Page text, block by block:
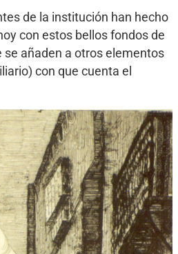
de la institución han hecho
con estos bellos fondos de
se añaden a otros elementos
con que cuenta el